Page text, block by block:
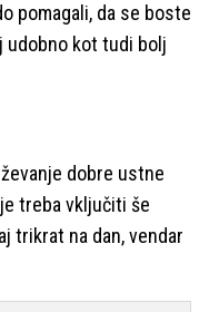
pomagali, da se boste
udobno kot tudi bolj
dobre ustne
treba vključiti še
trikrat na dan, vendar